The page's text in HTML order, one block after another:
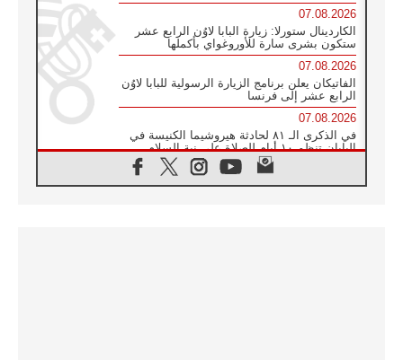
07.08.2026
الكاردينال ستورلا: زيارة البابا لاوُن الرابع عشر
ستكون بشرى سارة للأوروغواي بأكملها
07.08.2026
الفاتيكان يعلن برنامج الزيارة الرسولية للبابا لاوُن
الرابع عشر إلى فرنسا
07.08.2026
في الذكرى الـ ٨١ لحادثة هيروشيما الكنيسة في
اليابان تنظم ١٠ أيام للصلاة على نية السلام
الكنيسة في الأوروغواي: زيارة البابا ستعزز